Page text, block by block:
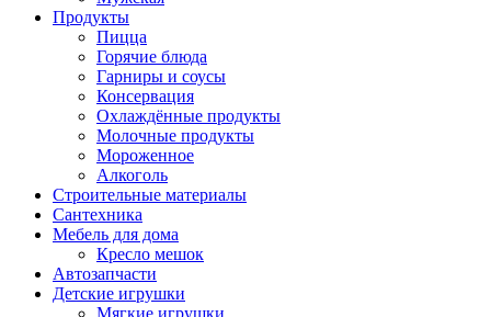
Продукты
Пицца
Горячие блюда
Гарниры и соусы
Консервация
Охлаждённые продукты
Молочные продукты
Мороженное
Алкоголь
Строительные материалы
Сантехника
Мебель для дома
Кресло мешок
Автозапчасти
Детские игрушки
Мягкие игрушки